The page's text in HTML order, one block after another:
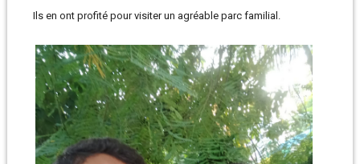
Ils en ont profité pour visiter un agréable parc familial.